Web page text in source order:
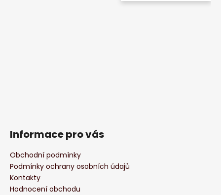
Informace pro vás
Obchodní podmínky
Podmínky ochrany osobních údajů
Kontakty
Hodnocení obchodu